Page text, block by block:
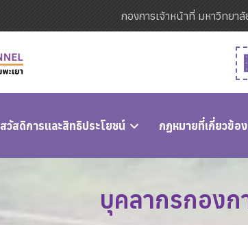
กองการเจ้าหน้าที่ มหาวิทยา
สวัสดิการและสิทธิประโยชน์ กฏหมายที่เกี่ยวข้อง
บุคลากรกองก